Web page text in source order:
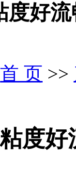
度好
首 页 >>
度